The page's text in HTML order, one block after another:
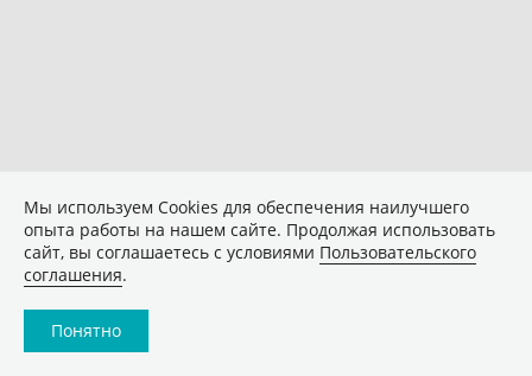
Мы используем Сookies для обеспечения наилучшего
опыта работы на нашем сайте. Продолжая использовать
сайт, вы соглашаетесь с условиями Пользовательского
соглашения.
Понятно